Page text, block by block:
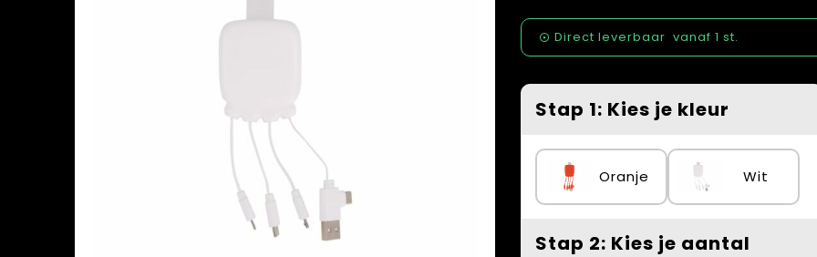
Direct leverbaar vanaf 1 st.
Stap 1: Kies je kleur
Oranje Wit
Stap 2: Kies je aantal